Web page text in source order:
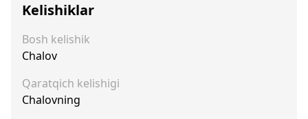
Kelishiklar
Bosh kelishik
Chalov
Qaratqich kelishigi
Chalovning